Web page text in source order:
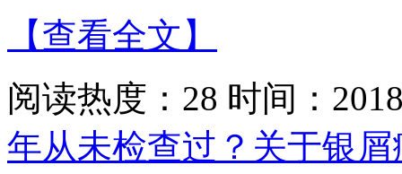
【查看全文】
阅读热度：28 时间：
年从未检查过？关于银